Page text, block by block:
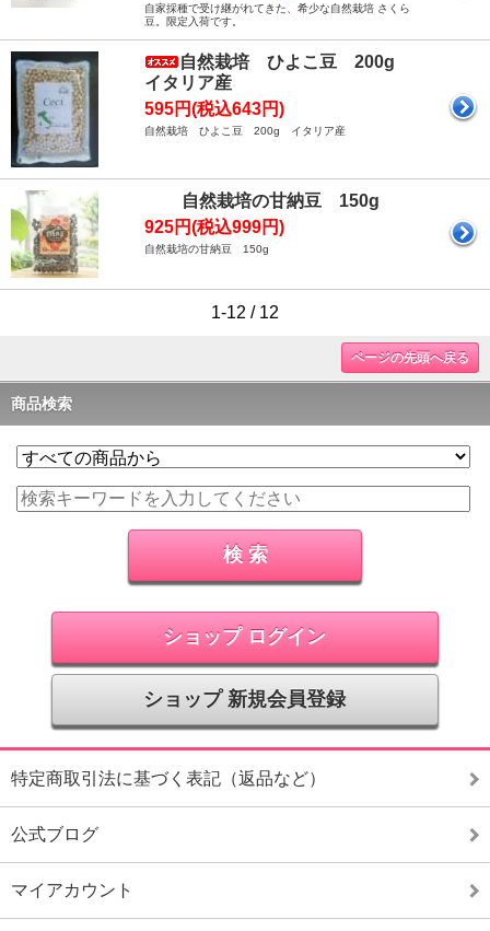
自家採種で受け継がれてきた、希少な自然栽培 さくら
豆。限定入荷です。
自然栽培 ひよこ豆 200g
イタリア産
595円(税込643円)
自然栽培 ひよこ豆 200g イタリア産
自然栽培の甘納豆 150g
925円(税込999円)
自然栽培の甘納豆 150g
1-12 / 12
ページの先頭へ戻る
商品検索
ショップ ログイン
ショップ 新規会員登録
特定商取引法に基づく表記（返品など）
公式ブログ
マイアカウント